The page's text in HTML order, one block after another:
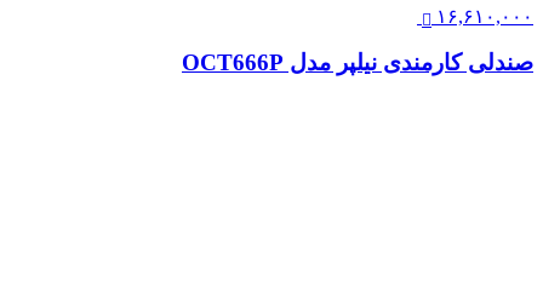
۱۶,۶۱۰,۰۰۰
صندلی کارمندی نیلپر مدل OCT666P